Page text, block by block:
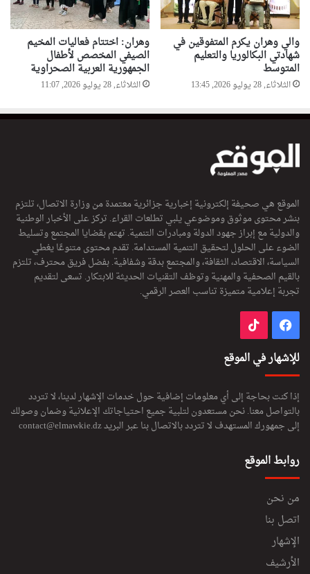
ة
م
و
ل
د
ا
ن
و
والي وهران يكرم المتفوقين في
شهادتي البكالوريا والتعليم
المتوسط
الثلاثاء, 28 يوليو 2026, 13:45
وهران: اختتام فعاليات المخيم
الصيفي المخصص لأطفال
الجمهورية العربية الصحراوية
الثلاثاء, 28 يوليو 2026, 11:07
الموقع هي صحيفة إلكترونية إخبارية جزائرية معتمدة من وزارة الاتصال، تلتزم
بنشر محتوى موثوق وموضوعي يلبي تطلعات القراء. تركز على الأخبار الوطنية
والدولية مع إبراز جهود الدولة ومبادرات التنمية. تهتم بقضايا المجتمع وتسليط
الضوء على الحلول لتحقيق التنمية المستدامة. تقدم محتوى متنوعًا يغطي
السياسة، الاقتصاد، الثقافة، والمجتمع بدقة وشفافية. بفضل فريق محترف، تلتزم
بالقيم الصحفية والمهنية وتوظف التقنيات الحديثة للابتكار. تسعى لتقديم
تجربة إعلامية متميزة تناسب العصر الرقمي.
فيسبوك
للإشهار في الموقع
إذا كنت بحاجة إلى أي معلومات إضافية حول خدمات الإشهار لدينا، لا تتردد
بالتواصل معنا. نحن مستعدون لتلبية جميع احتياجاتك الإعلانية وضمان وصولك
إلى جمهورك المستهدف لا تتردد بالاتصال بنا عبر البريدcontact@elmawkie.dz
روابط الموقع
من نحن
اتصل بنا
الإشهار
الأرشيف